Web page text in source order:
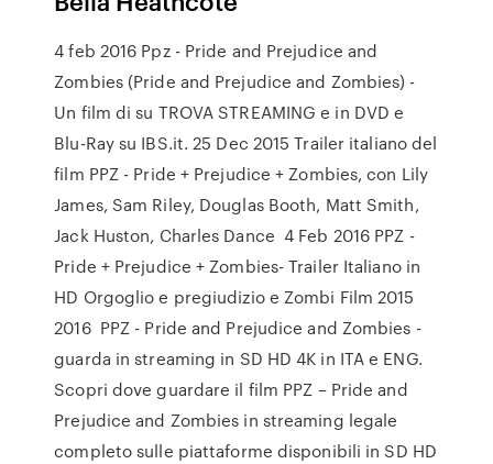
4 feb 2016 Ppz - Pride and Prejudice and
Zombies (Pride and Prejudice and Zombies) -
Un film di su TROVA STREAMING e in DVD e
Blu-Ray su IBS.it. 25 Dec 2015 Trailer italiano del
film PPZ - Pride + Prejudice + Zombies, con Lily
James, Sam Riley, Douglas Booth, Matt Smith,
Jack Huston, Charles Dance 4 Feb 2016 PPZ -
Pride + Prejudice + Zombies- Trailer Italiano in
HD Orgoglio e pregiudizio e Zombi Film 2015
2016 PPZ - Pride and Prejudice and Zombies -
guarda in streaming in SD HD 4K in ITA e ENG.
Scopri dove guardare il film PPZ – Pride and
Prejudice and Zombies in streaming legale
completo sulle piattaforme disponibili in SD HD